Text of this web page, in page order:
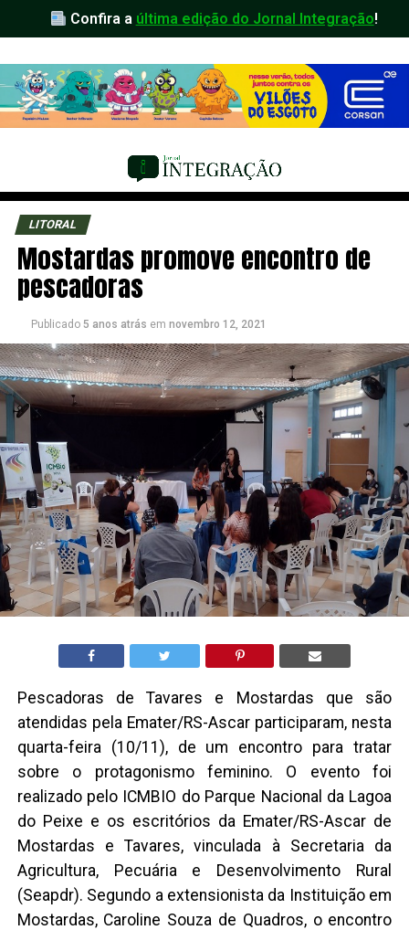
Confira a última edição do Jornal Integração!
LITORAL
Mostardas promove encontro de
pescadoras
Publicado 5 anos atrás em novembro 12, 2021
Pescadoras de Tavares e Mostardas que são
atendidas pela Emater/RS-Ascar participaram, nesta
quarta-feira (10/11), de um encontro para tratar
sobre o protagonismo feminino. O evento foi
realizado pelo ICMBIO do Parque Nacional da Lagoa
do Peixe e os escritórios da Emater/RS-Ascar de
Mostardas e Tavares, vinculada à Secretaria da
Agricultura, Pecuária e Desenvolvimento Rural
(Seapdr). Segundo a extensionista da Instituição em
Mostardas, Caroline Souza de Quadros, o encontro